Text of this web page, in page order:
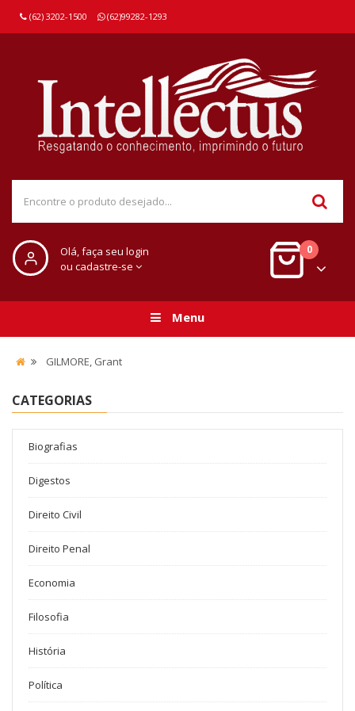
(62) 3202-1500 (62)99282-1293
Olá, faça seu login
ou cadastre-se
0
Menu
GILMORE, Grant
CATEGORIAS
Biografias
Digestos
Direito Civil
Direito Penal
Economia
Filosofia
História
Política